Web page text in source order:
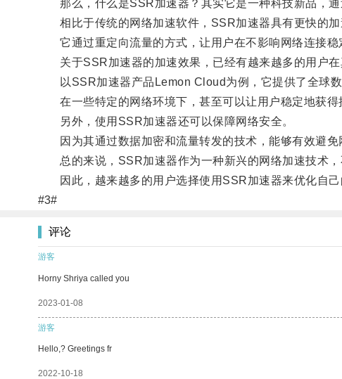
那么，什么是SSR加速器？其实它是一种科技新品，通
相比于传统的网络加速软件，SSR加速器具有更快的加
它通过重定向流量的方式，让用户在不影响网络连接稳
关于SSR加速器的加速效果，已经有越来越多的用户在
以SSR加速器产品Lemon Cloud为例，它提供了全球数
在一些特定的网络环境下，甚至可以让用户稳定地获得
另外，使用SSR加速器还可以保障网络安全。
因为其通过数据加密和流量转发的技术，能够有效避免
总的来说，SSR加速器作为一种新兴的网络加速技术，
因此，越来越多的用户选择使用SSR加速器来优化自己
#3#
评论
游客
Horny Shriya called you
2023-01-08
游客
Hello,? Greetings fr
2022-10-18